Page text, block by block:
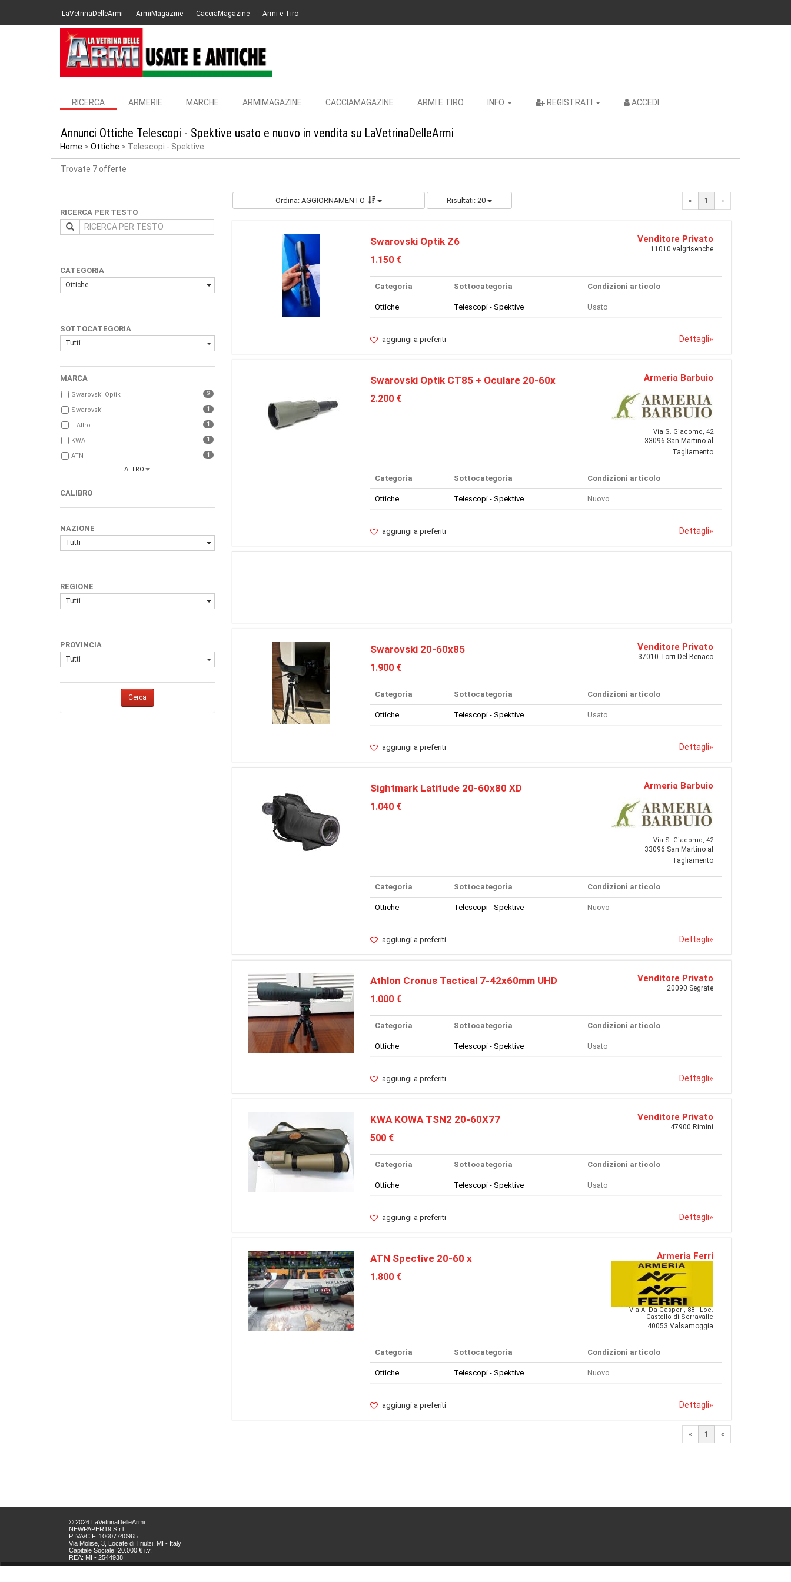
LaVetrinaDelleArmi ArmiMagazine CacciaMagazine Armi e Tiro
RICERCA ARMERIE MARCHE ARMIMAGAZINE CACCIAMAGAZINE ARMI E TIRO INFO REGISTRATI ACCEDI
Annunci Ottiche Telescopi - Spektive usato e nuovo in vendita su LaVetrinaDelleArmi
Home Ottiche Telescopi - Spektive
Trovate 7 offerte
RICERCA PER TESTO
CATEGORIA
Ottiche
SOTTOCATEGORIA
Tutti
MARCA
Swarovski Optik 2
Swarovski 1
...Altro... 1
KWA 1
ATN 1
ALTRO
CALIBRO
NAZIONE
Tutti
REGIONE
Tutti
PROVINCIA
Tutti
Cerca
Ordina: AGGIORNAMENTO Risultati: 20 « 1 «
Swarovski Optik Z6
1.150 €
Venditore Privato
11010 valgrisenche
Categoria Sottocategoria Condizioni articolo
Ottiche Telescopi - Spektive Usato
aggiungi a preferiti Dettagli»
Swarovski Optik CT85 + Oculare 20-60x
2.200 €
Armeria Barbuio
Via S. Giacomo, 42
33096 San Martino al
Tagliamento
Categoria Sottocategoria Condizioni articolo
Ottiche Telescopi - Spektive Nuovo
aggiungi a preferiti Dettagli»
Swarovski 20-60x85
1.900 €
Venditore Privato
37010 Torri Del Benaco
Categoria Sottocategoria Condizioni articolo
Ottiche Telescopi - Spektive Usato
aggiungi a preferiti Dettagli»
Sightmark Latitude 20-60x80 XD
1.040 €
Armeria Barbuio
Via S. Giacomo, 42
33096 San Martino al
Tagliamento
Categoria Sottocategoria Condizioni articolo
Ottiche Telescopi - Spektive Nuovo
aggiungi a preferiti Dettagli»
Athlon Cronus Tactical 7-42x60mm UHD
1.000 €
Venditore Privato
20090 Segrate
Categoria Sottocategoria Condizioni articolo
Ottiche Telescopi - Spektive Usato
aggiungi a preferiti Dettagli»
KWA KOWA TSN2 20-60X77
500 €
Venditore Privato
47900 Rimini
Categoria Sottocategoria Condizioni articolo
Ottiche Telescopi - Spektive Usato
aggiungi a preferiti Dettagli»
ATN Spective 20-60 x
1.800 €
Armeria Ferri
Via A. Da Gasperi, 88 - Loc.
Castello di Serravalle
40053 Valsamoggia
Categoria Sottocategoria Condizioni articolo
Ottiche Telescopi - Spektive Nuovo
aggiungi a preferiti Dettagli»
« 1 «
© 2026 LaVetrinaDelleArmi
NEWPAPER19 S.r.l.
P.IVA/C.F. 10607740965
Via Molise, 3, Locate di Triulzi, MI - Italy
Capitale Sociale: 20.000 € i.v.
REA: MI - 2544938